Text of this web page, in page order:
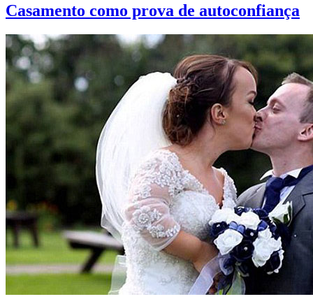
Casamento como prova de autoconfiança